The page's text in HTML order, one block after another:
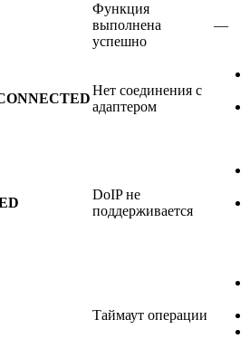
Функция
выполнена
успешно
—
Нет соединения с
адаптером
DoIP не
поддерживается
Таймаут операции